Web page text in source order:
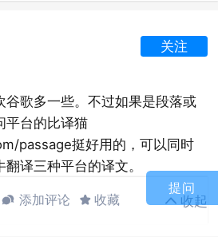
提问
关注
谷歌多一些。不过如果是段落或
平台的比译猫
passage挺好用的，可以同时
译三种平台的译文。
 添加评论  收藏  收起